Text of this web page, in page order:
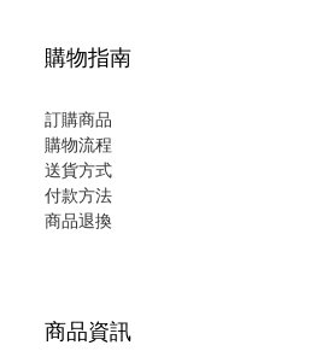
購物指南
訂購商品
購物流程
送貨方式
付款方法
商品退換
商品資訊